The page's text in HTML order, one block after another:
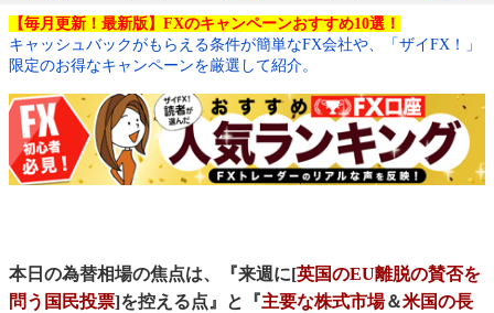
【毎月更新！最新版】FXのキャンペーンおすすめ10選！
キャッシュバックがもらえる条件が簡単なFX会社や、「ザイFX！」
限定のお得なキャンペーンを厳選して紹介。
本日の為替相場の焦点は、『来週に[英国のEU離脱の賛否を
問う国民投票]を控える点』と『主要な株式市場＆米国の長